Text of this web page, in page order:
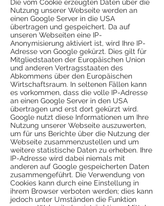
Die vom Cookie erzeugten Daten über die
Nutzung unserer Webseite werden an
einen Google Server in die USA
übertragen und gespeichert. Da auf
unseren Webseiten eine IP-
Anonymisierung aktiviert ist, wird Ihre IP-
Adresse von Google gekürzt. Dies gilt für
Mitgliedstaaten der Europäischen Union
und anderen Vertragsstaaten des
Abkommens über den Europäischen
Wirtschaftsraum. In seltenen Fällen kann
es vorkommen, dass die volle IP-Adresse
an einen Google Server in den USA
übertragen und erst dort gekürzt wird.
Google nutzt diese Informationen um Ihre
Nutzung unserer Webseite auszuwerten,
um für uns Berichte über die Nutzung der
Webseite zusammenzustellen und um
weitere statistische Daten zu erheben. Ihre
IP-Adresse wird dabei niemals mit
anderen auf Google gespeicherten Daten
zusammengeführt. Die Verwendung von
Cookies kann durch eine Einstellung in
ihrem Browser verboten werden; dies kann
jedoch unter Umständen die Funktion